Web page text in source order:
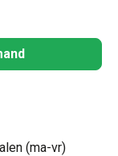
(ma-vr)